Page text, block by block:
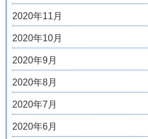
2020年11月
2020年10月
2020年9月
2020年8月
2020年7月
2020年6月